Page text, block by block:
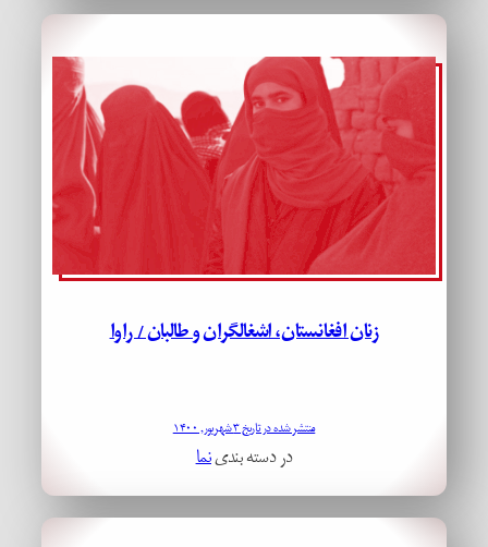
زنان افغانستان، اشغالگران و طالبان / راوا
منتشر شده در تاریخ ۳ شهریور, ۱۴۰۰
در دسته بندینما